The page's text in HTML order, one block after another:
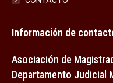
Información de
Asociación de
Departamento Judicial